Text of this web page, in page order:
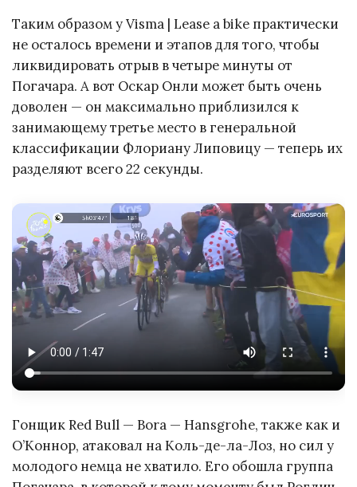
Таким образом у Visma | Lease a bike практически
не осталось времени и этапов для того, чтобы
ликвидировать отрыв в четыре минуты от
Погачара. А вот Оскар Онли может быть очень
доволен — он максимально приблизился к
занимающему третье место в генеральной
классификации Флориану Липовицу — теперь их
разделяют всего 22 секунды.
Гонщик Red Bull — Bora — Hansgrohe, также как и
О’Коннор, атаковал на Коль-де-ла-Лоз, но сил у
молодого немца не хватило. Его обошла группа